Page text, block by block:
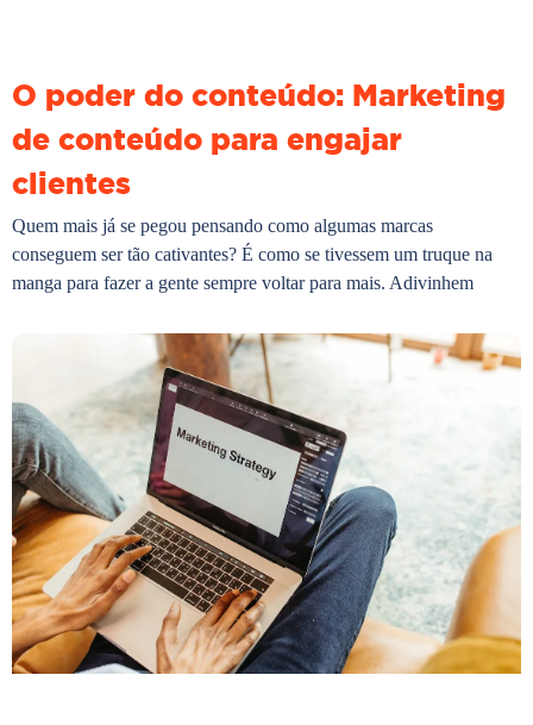
O poder do conteúdo: Marketing
de conteúdo para engajar
clientes
Quem mais já se pegou pensando como algumas marcas
conseguem ser tão cativantes? É como se tivessem um truque na
manga para fazer a gente sempre voltar para mais. Adivinhem